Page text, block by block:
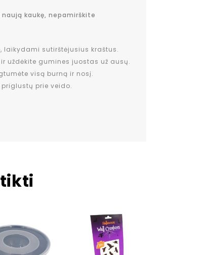
naują kaukę, nepamirškite
laikydami sutirštėjusius kraštus.
uždėkite gumines juostas už ausų.
visą burną ir nosį.
prie veido.